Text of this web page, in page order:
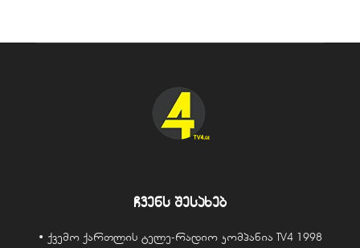
ჩვენს შესახებ
• ქვემო ქართლის ტელე-რადიო კომპანია TV4 1998